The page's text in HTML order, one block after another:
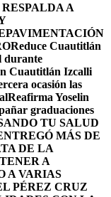
A
Reduce Cuautitlán
durante
Cuautitlán Izcalli
ocasión las
Reafirma Yoselin
graduaciones
TU SALUD
MÁS DE
DE LA
A
A VARIAS
PÉREZ CRUZ